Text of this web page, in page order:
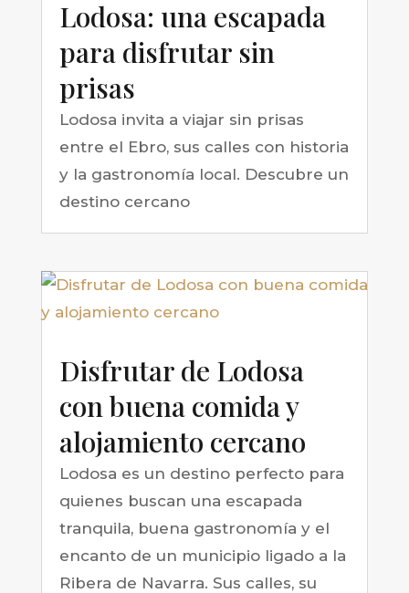
Lodosa: una escapada
para disfrutar sin
prisas
Lodosa invita a viajar sin prisas
entre el Ebro, sus calles con historia
y la gastronomía local. Descubre un
destino cercano
Disfrutar de Lodosa
con buena comida y
alojamiento cercano
Lodosa es un destino perfecto para
quienes buscan una escapada
tranquila, buena gastronomía y el
encanto de un municipio ligado a la
Ribera de Navarra. Sus calles, su